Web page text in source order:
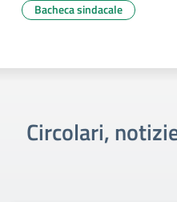
Bacheca sindacale
Circolari,